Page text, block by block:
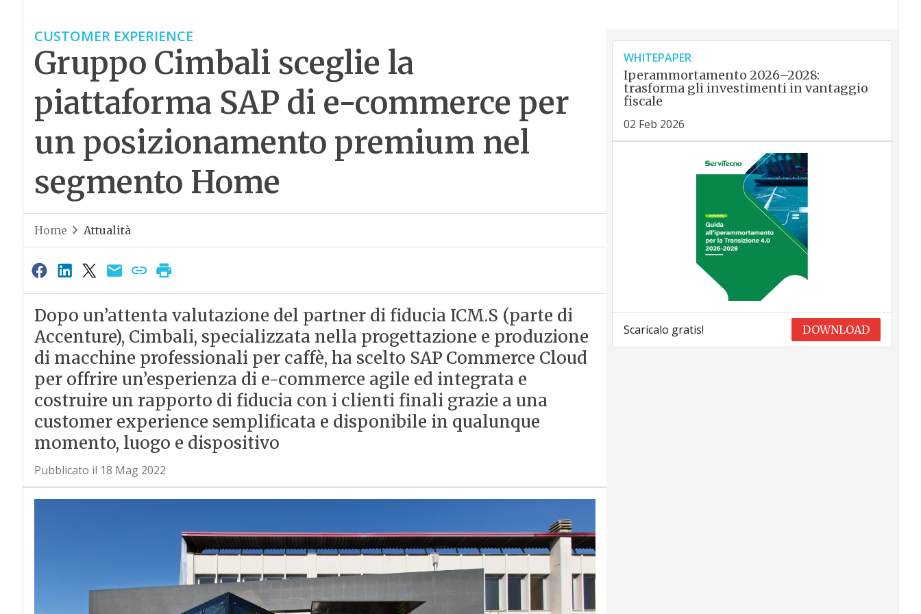
CUSTOMER EXPERIENCE
Gruppo Cimbali sceglie la
piattaforma SAP di e-commerce per
un posizionamento premium nel
segmento Home
Home Attualità
Dopo un’attenta valutazione del partner di fiducia ICM.S (parte di
Accenture), Cimbali, specializzata nella progettazione e produzione
di macchine professionali per caffè, ha scelto SAP Commerce Cloud
per offrire un’esperienza di e-commerce agile ed integrata e
costruire un rapporto di fiducia con i clienti finali grazie a una
customer experience semplificata e disponibile in qualunque
momento, luogo e dispositivo
Pubblicato il 18 Mag 2022
WHITEPAPER
Iperammortamento 2026–2028:
trasforma gli investimenti in vantaggio
fiscale
02 Feb 2026
Scaricalo gratis! DOWNLOAD